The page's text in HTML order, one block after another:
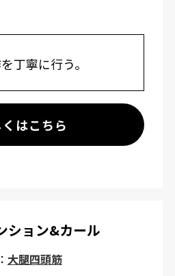
丁寧に行う。
はこちら
ション&カール
大腿四頭筋